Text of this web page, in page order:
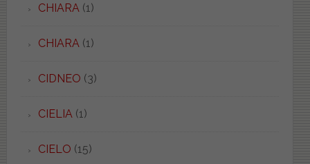
CHIARA(1)
CHIARA(1)
CIDNEO (3)
CIELIA(1)
CIELO (15)